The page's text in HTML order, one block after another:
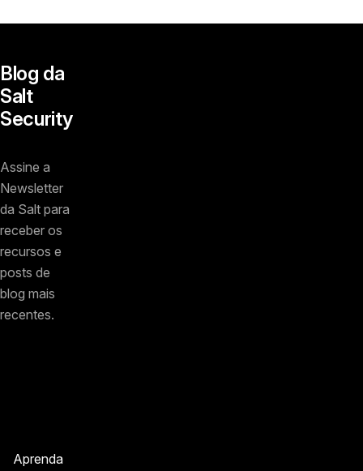
Blog da
Salt
Security
Assine a
Newsletter
da Salt para
receber os
recursos e
posts de
blog mais
recentes.
Aprenda